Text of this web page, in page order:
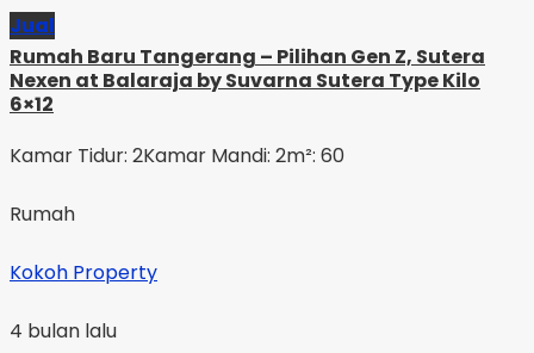
Jual
Rumah Baru Tangerang – Pilihan Gen Z, Sutera
Nexen at Balaraja by Suvarna Sutera Type Kilo
6×12
Kamar Tidur: 2Kamar Mandi: 2m²: 60
Rumah
Kokoh Property
4 bulan lalu